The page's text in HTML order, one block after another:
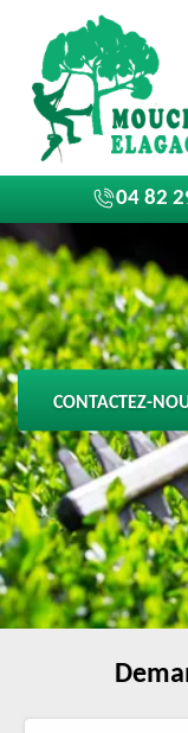
04 82
CONTACTEZ-